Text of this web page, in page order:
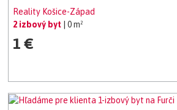
Reality Košice-Západ
2 izbový byt
| 0 m²
1 €